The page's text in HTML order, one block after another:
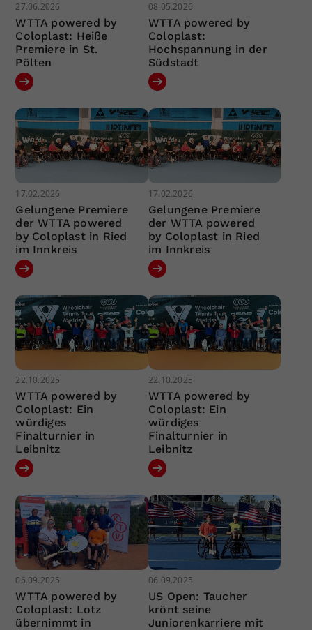
27.06.2026
WTTA powered by
Coloplast: Heiße
Premiere in St.
Pölten
08.05.2026
WTTA powered by
Coloplast:
Hochspannung in der
Südstadt
17.02.2026
Gelungene Premiere
der WTTA powered
by Coloplast in Ried
im Innkreis
17.02.2026
Gelungene Premiere
der WTTA powered
by Coloplast in Ried
im Innkreis
22.10.2025
WTTA powered by
Coloplast: Ein
würdiges
Finalturnier in
Leibnitz
22.10.2025
WTTA powered by
Coloplast: Ein
würdiges
Finalturnier in
Leibnitz
06.09.2025
WTTA powered by
Coloplast: Lotz
übernimmt in
06.09.2025
US Open: Taucher
krönt seine
Juniorenkarriere mit